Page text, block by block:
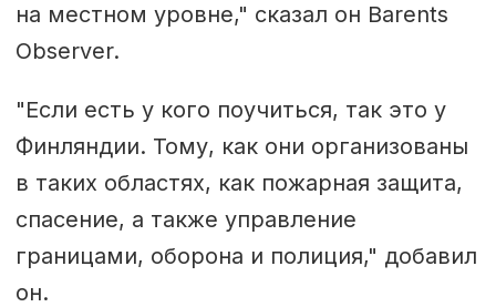
на местном уровне," сказал он Barents
Observer.
"Если есть у кого поучиться, так это у
Финляндии. Тому, как они организованы
в таких областях, как пожарная защита,
спасение, а также управление
границами, оборона и полиция," добавил
он.